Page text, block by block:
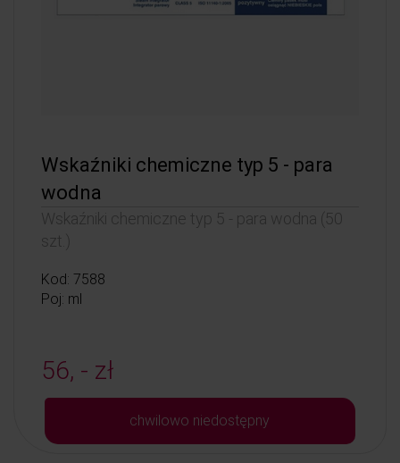
Wskaźniki chemiczne typ 5 - para
wodna
Wskaźniki chemiczne typ 5 - para wodna (50
szt.)
Kod: 7588
Poj: ml
56, - zł
chwilowo niedostępny